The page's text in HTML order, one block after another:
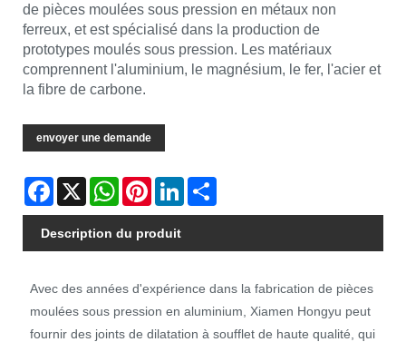
de pièces moulées sous pression en métaux non
ferreux, et est spécialisé dans la production de
prototypes moulés sous pression. Les matériaux
comprennent l'aluminium, le magnésium, le fer, l'acier et
la fibre de carbone.
envoyer une demande
Facebook
X WhatsAppPinterestLinkedIn
Description du produit
Avec des années d'expérience dans la fabrication de pièces
moulées sous pression en aluminium, Xiamen Hongyu peut
fournir des joints de dilatation à soufflet de haute qualité, qui